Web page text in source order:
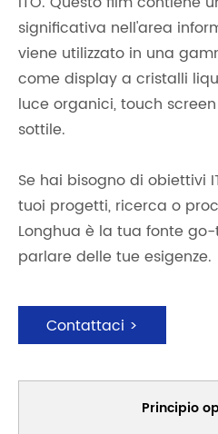
significativa nell'area
viene utilizzato in una
come display a cristalli
luce organici, touch
sottile.
Se hai bisogno di obiettivi
tuoi progetti, ricerca o
Longhua è la tua fonte
parlare delle tue esigenze.
Contattaci >
Principio